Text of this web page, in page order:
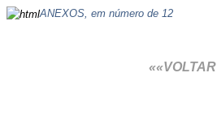
ANEXOS, em número de 12
««VOLTAR